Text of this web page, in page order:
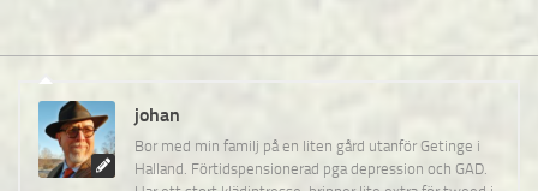
johan
Bor med min familj på en liten gård utanför Getinge i
Halland. Förtidspensionerad pga depression och GAD.